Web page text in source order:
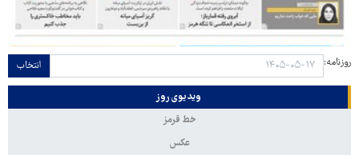
روزنامه: انتخاب
ویدیوی روز
خط قرمز
عکس